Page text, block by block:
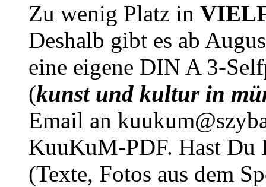
Zu wenig Platz in
Deshalb gibt es ab
eine eigene DIN A 3-
(kunst und kultur in
Email an
KuuKuM-PDF. Hast Du
(Texte, Fotos aus dem